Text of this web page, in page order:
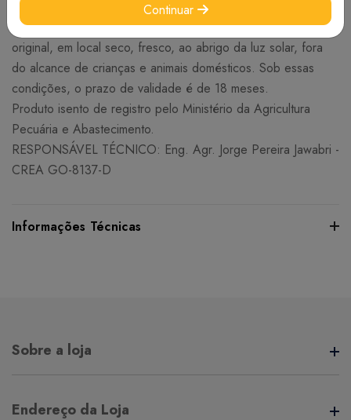
CONSERVAÇÃO: Conservar o produto em sua embalagem
original, em local seco, fresco, ao abrigo da luz solar, fora
do alcance de crianças e animais domésticos. Sob essas
condições, o prazo de validade é de 18 meses.
Produto isento de registro pelo Ministério da Agricultura
Pecuária e Abastecimento.
RESPONSÁVEL TÉCNICO: Eng. Agr. Jorge Pereira Jawabri -
CREA GO-8137-D
Informações Técnicas
Sobre a loja
A Aliança Distribuidora é referência no mercado de
Endereço da Loja
Continuar